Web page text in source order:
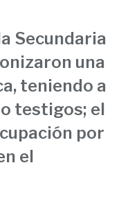
Secundaria
una
teniendo a
testigos; el
por
el